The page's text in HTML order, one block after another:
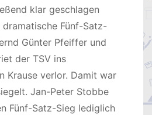
klar geschlagen
Fünf-Satz-
Günter Pfeiffer und
der TSV ins
Krause verlor. Damit war
Jan-Peter Stobbe
Fünf-Satz-Sieg lediglich